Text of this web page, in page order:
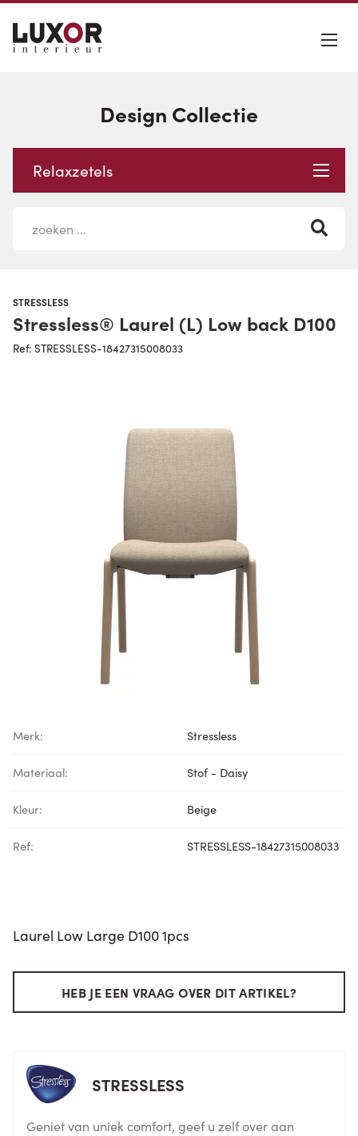
Design Collectie
Relaxzetels
STRESSLESS
Stressless® Laurel (L) Low back D100
Ref: STRESSLESS-18427315008033
Merk: Stressless
Materiaal: Stof - Daisy
Kleur: Beige
Ref: STRESSLESS-18427315008033
Laurel Low Large D100 1pcs
HEB JE EEN VRAAG OVER DIT ARTIKEL?
STRESSLESS
Geniet van uniek comfort, geef u zelf over aan